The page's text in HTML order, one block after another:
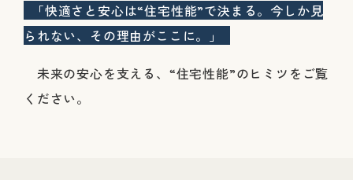
「快適さと安心は“住宅性能”で決まる。今しか見
られない、その理由がここに。」
未来の安心を支える、“住宅性能”のヒミツをご覧
ください。